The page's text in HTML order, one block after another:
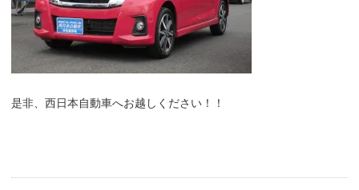
是非、西日本自動車へお越しください！！